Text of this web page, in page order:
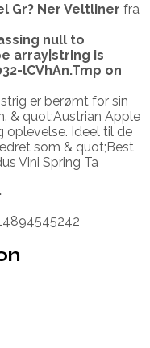
Gr? Ner Veltliner fra
null to
array|string is
lCVhAn.Tmp on
er berømt for sin
& quot;Austrian Apple
oplevelse. Ideel til de
som & quot;Best
Vini Spring Ta